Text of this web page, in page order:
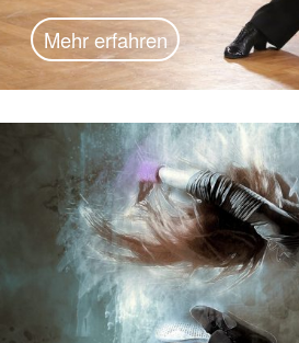
Mehr erfahren